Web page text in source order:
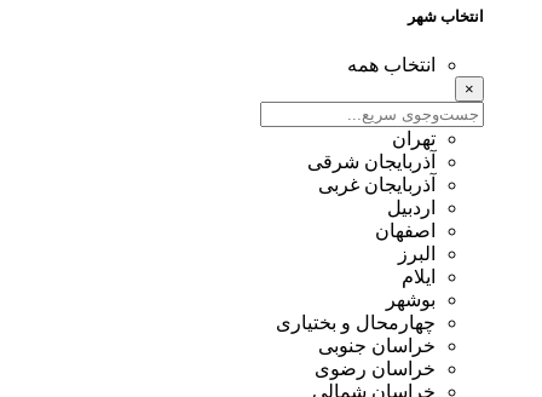
انتخاب شهر
انتخاب همه
تهران
آذربایجان شرقی
آذربایجان غربی
اردبیل
اصفهان
البرز
ایلام
بوشهر
چهارمحال و بختیاری
خراسان جنوبی
خراسان رضوی
خراسان شمالی